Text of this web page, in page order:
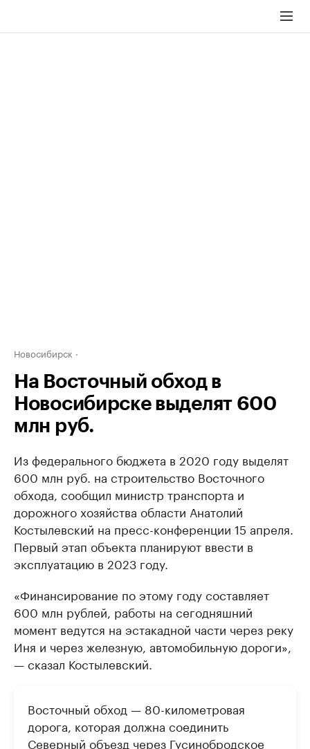
Новосибирск
На Восточный обход в
Новосибирске выделят 600
млн руб.
Из федерального бюджета в 2020 году выделят
600 млн руб. на строительство Восточного
обхода, сообщил министр транспорта и
дорожного хозяйства области Анатолий
Костылевский на пресс-конференции 15 апреля.
Первый этап объекта планируют ввести в
эксплуатацию в 2023 году.
«Финансирование по этому году составляет
600 млн рублей, работы на сегодняшний
момент ведутся на эстакадной части через реку
Иня и через железную, автомобильную дороги»,
— сказал Костылевский.
Восточный обход — 80-километровая
дорога, которая должна соединить
Северный объезд через Гусинобродское